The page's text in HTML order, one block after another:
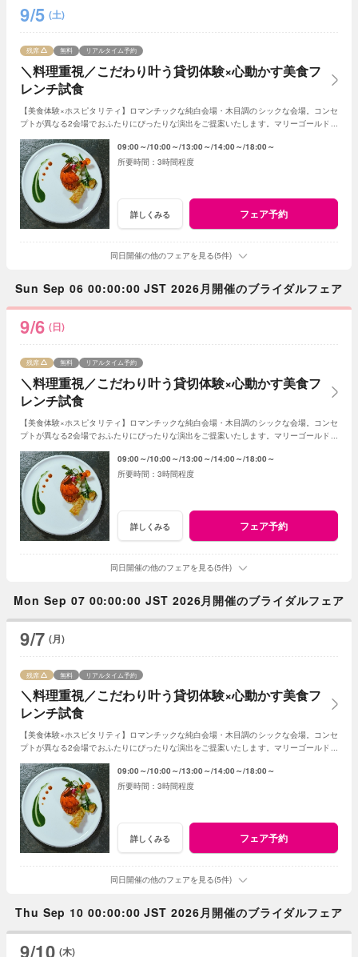
9/5 (土)
＼料理重視／こだわり叶う貸切体験×心動かす美食フ
レンチ試食
残席 無料 リアルタイム予約
【美食体験×ホスピタリティ】ロマンチックな純白会場・木目調のシックな会場。コンセ
プトが異なる2会場でおふたりにぴったりな演出をご提案いたします。マリーゴールド名
09:00～ 10:00～ 13:00～ 14:00～ 18:00～
3時間程度
詳しくみる フェア予約
同日開催の他のフェアを見る(5件)
Sun Sep 06 00:00:00 JST 2026月開催のブライダルフェア
9/6 (日)
＼料理重視／こだわり叶う貸切体験×心動かす美食フ
レンチ試食
残席 無料 リアルタイム予約
【美食体験×ホスピタリティ】ロマンチックな純白会場・木目調のシックな会場。コンセ
プトが異なる2会場でおふたりにぴったりな演出をご提案いたします。マリーゴールド名
09:00～ 10:00～ 13:00～ 14:00～ 18:00～
3時間程度
詳しくみる フェア予約
同日開催の他のフェアを見る(5件)
Mon Sep 07 00:00:00 JST 2026月開催のブライダルフェア
9/7 (月)
＼料理重視／こだわり叶う貸切体験×心動かす美食フ
レンチ試食
残席 無料 リアルタイム予約
【美食体験×ホスピタリティ】ロマンチックな純白会場・木目調のシックな会場。コンセ
プトが異なる2会場でおふたりにぴったりな演出をご提案いたします。マリーゴールド名
09:00～ 10:00～ 13:00～ 14:00～ 18:00～
3時間程度
詳しくみる フェア予約
同日開催の他のフェアを見る(5件)
Thu Sep 10 00:00:00 JST 2026月開催のブライダルフェア
9/10 (木)